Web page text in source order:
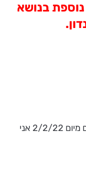
נוספת בנושא
בהמשך לפרסום שלי באתר הגמלאים מיום 2/2/22 אני